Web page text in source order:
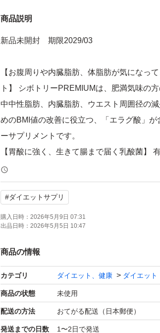
商品説明
新品未開封 期限2029/03
【お腹周りや内臓脂肪、体脂肪が気になっ
ト】 シボトリーPREMIUMは、肥満気味の
中中性脂肪、内臓脂肪、ウエスト周囲径の
めのBMI値の改善に役立つ、「エラグ酸」が
ーサプリメントです。
【胃酸に強く、生きて腸まで届く乳酸菌】
oagulans SANK70258）は生きて腸まで届き
ことで便通を改善する機能が報告されてい
（ビフィズス菌）を増やし、悪玉菌を減少
からだ作りをサポートします。
【ヒト試験データで実証！3ヶ月で6項目の
MIUMに配合されたエラグ酸は、科学的根拠
ウエスト周囲径・BMI値の6項目で減少実績
【専門家監修＆国内GMP認定工場で製造】
メイク、食の専門家集団が監修。国内の
ており、毎日口にするものだからこそ安心・
#ダイエットサプリ
購入日時： 2026年5月9日 07:31
出品日時： 2026年5月5日 10:47
商品の情報
カテゴリ ダイエット、健康 ダイエット
商品の状態 未使用
配送の方法 おてがる配送（日本郵便）
発送までの日数 1〜2日で発送